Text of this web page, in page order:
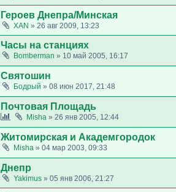
Героев Днепра/Минская
XAN » 26 авг 2009, 13:23
Часы на станциях
Bomberman » 10 май 2005, 16:17
Святошин
Бодрый » 08 июн 2017, 21:48
Почтовая Площадь
Misha » 26 янв 2005, 12:44
Житомирская и Академгородок
Misha » 04 мар 2003, 09:33
Днепр
Yakimus » 05 янв 2006, 21:27